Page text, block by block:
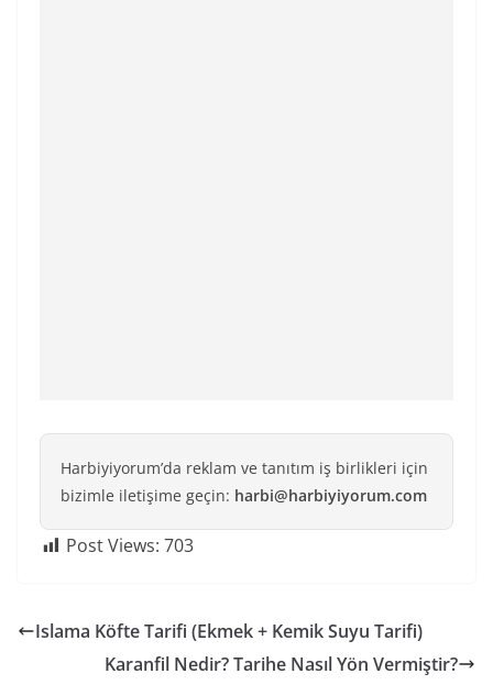
Harbiyiyorum’da reklam ve tanıtım iş birlikleri için
bizimle iletişime geçin: harbi@harbiyiyorum.com
Post Views: 703
Islama Köfte Tarifi (Ekmek + Kemik Suyu Tarifi)
Karanfil Nedir? Tarihe Nasıl Yön Vermiştir?